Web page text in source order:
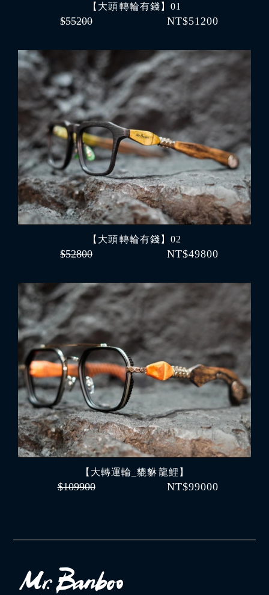
【大頭 轉輪有錢】01
$55200 NT$51200
【大頭 轉輪有錢】02
$52800 NT$49800
【大轉運輪_貔貅 龍鯉】
$109900 NT$99000